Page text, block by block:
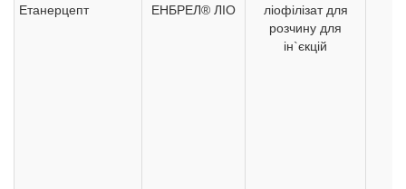
Етанерцепт ЕНБРЕЛ® ЛІО
ліофілізат для
розчину для
ін`єкцій